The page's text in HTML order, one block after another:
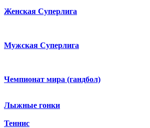
Женская Суперлига
Мужская Суперлига
Чемпионат мира (гандбол)
Лыжные гонки
Теннис